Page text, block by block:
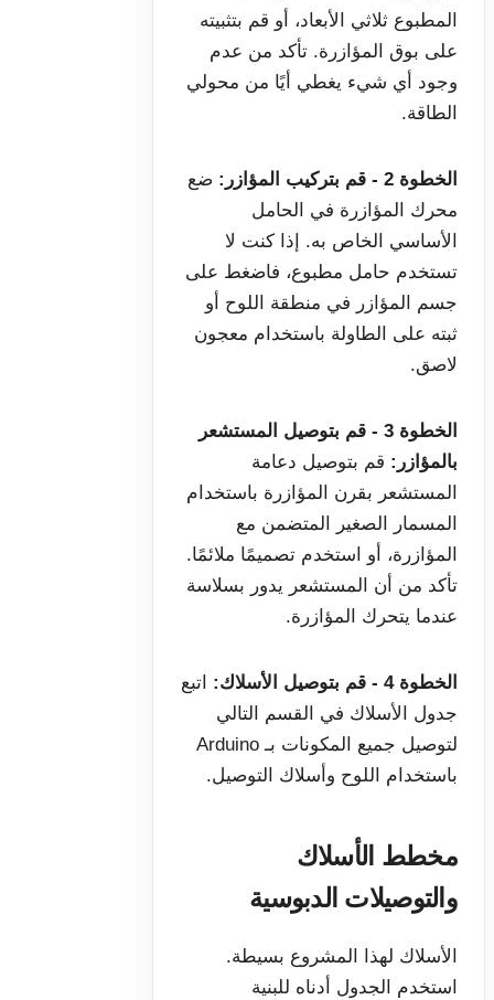
المطبوع ثلاثي الأبعاد، أو قم بتثبيته
على بوق المؤازرة. تأكد من عدم
وجود أي شيء يغطي أيًا من محولي
الطاقة.
الخطوة 2 - قم بتركيب المؤازر:
ضع
محرك المؤازرة في الحامل
الأساسي الخاص به. إذا كنت لا
تستخدم حامل مطبوع، فاضغط على
جسم المؤازر في منطقة اللوح أو
ثبته على الطاولة باستخدام معجون
لاصق.
الخطوة 3 - قم بتوصيل المستشعر
بالمؤازر: قم بتوصيل دعامة
المستشعر بقرن المؤازرة باستخدام
المسمار الصغير المتضمن مع
المؤازرة، أو استخدم تصميمًا ملائمًا.
تأكد من أن المستشعر يدور بسلاسة
عندما يتحرك المؤازرة.
الخطوة 4 - قم بتوصيل الأسلاك:
اتبع
جدول الأسلاك في القسم التالي
لتوصيل جميع المكونات بـ Arduino
باستخدام اللوح وأسلاك التوصيل.
مخطط الأسلاك
والتوصيلات الدبوسية
الأسلاك لهذا المشروع بسيطة.
استخدم الجدول أدناه للبنية